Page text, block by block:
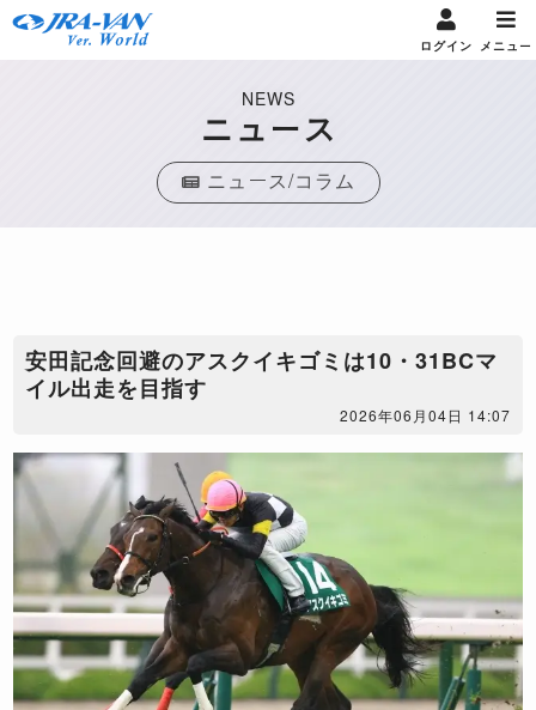
ログイン メニュー
NEWS
ニュース
ニュース/コラム
安田記念回避のアスクイキゴミは10・31BCマ
イル出走を目指す
2026年06月04日 14:07